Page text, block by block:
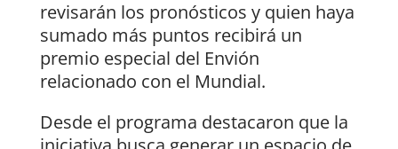
revisarán los pronósticos y quien haya
sumado más puntos recibirá un
premio especial del Envión
relacionado con el Mundial.
Desde el programa destacaron que la